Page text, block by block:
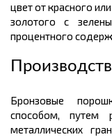
цвет от красного
золотого с
процентного
Бронзовые
способом, путем
металлических